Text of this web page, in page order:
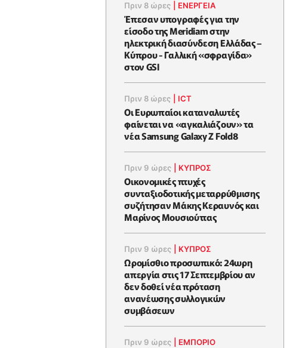
Πριν 8 ώρες ΕΝΈΡΓΕΙΑ
Έπεσαν υπογραφές για την
είσοδο της Meridiam στην
ηλεκτρική διασύνδεση Ελλάδας –
Κύπρου - Γαλλική «σφραγίδα»
στον GSI
Πριν 8 ώρες ICT
Οι Ευρωπαίοι καταναλωτές
φαίνεται να «αγκαλιάζουν» τα
νέα Samsung Galaxy Z Fold8
Πριν 9 ώρες ΚΥΠΡΟΣ
Οικονομικές πτυχές
συνταξιοδοτικής μεταρρύθμισης
συζήτησαν Μάκης Κεραυνός και
Μαρίνος Μουσιούττας
Πριν 9 ώρες ΚΥΠΡΟΣ
Ωρομίσθιο προσωπικό: 24ωρη
απεργία στις 17 Σεπτεμβρίου αν
δεν δοθεί νέα πρόταση
ανανέωσης συλλογικών
συμβάσεων
Πριν 9 ώρες ΕΜΠΟΡΙΟ